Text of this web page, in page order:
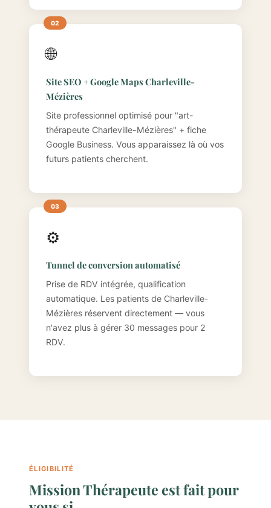
🌐
Site SEO + Google Maps Charleville-
Mézières
Site professionnel optimisé pour "art-
thérapeute Charleville-Mézières" + fiche
Google Business. Vous apparaissez là où vos
futurs patients cherchent.
⚙️
Tunnel de conversion automatisé
Prise de RDV intégrée, qualification
automatique. Les patients de Charleville-
Mézières réservent directement — vous
n'avez plus à gérer 30 messages pour 2
RDV.
ÉLIGIBILITÉ
Mission Thérapeute est fait pour